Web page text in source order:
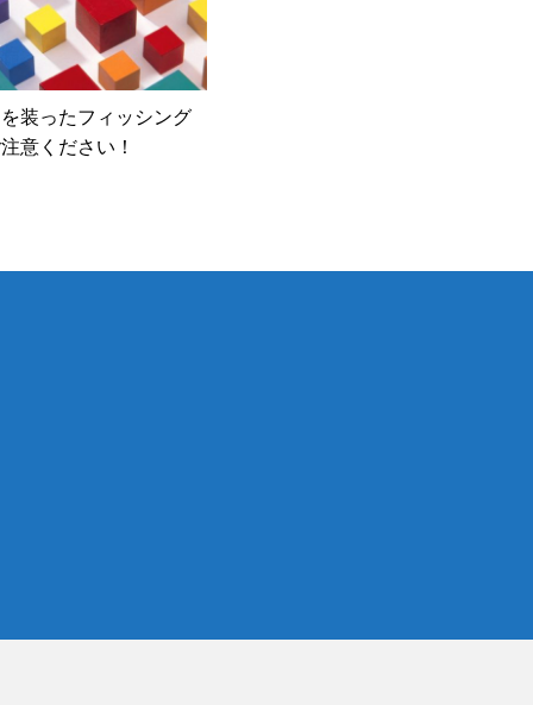
を装ったフィッシング
意ください！